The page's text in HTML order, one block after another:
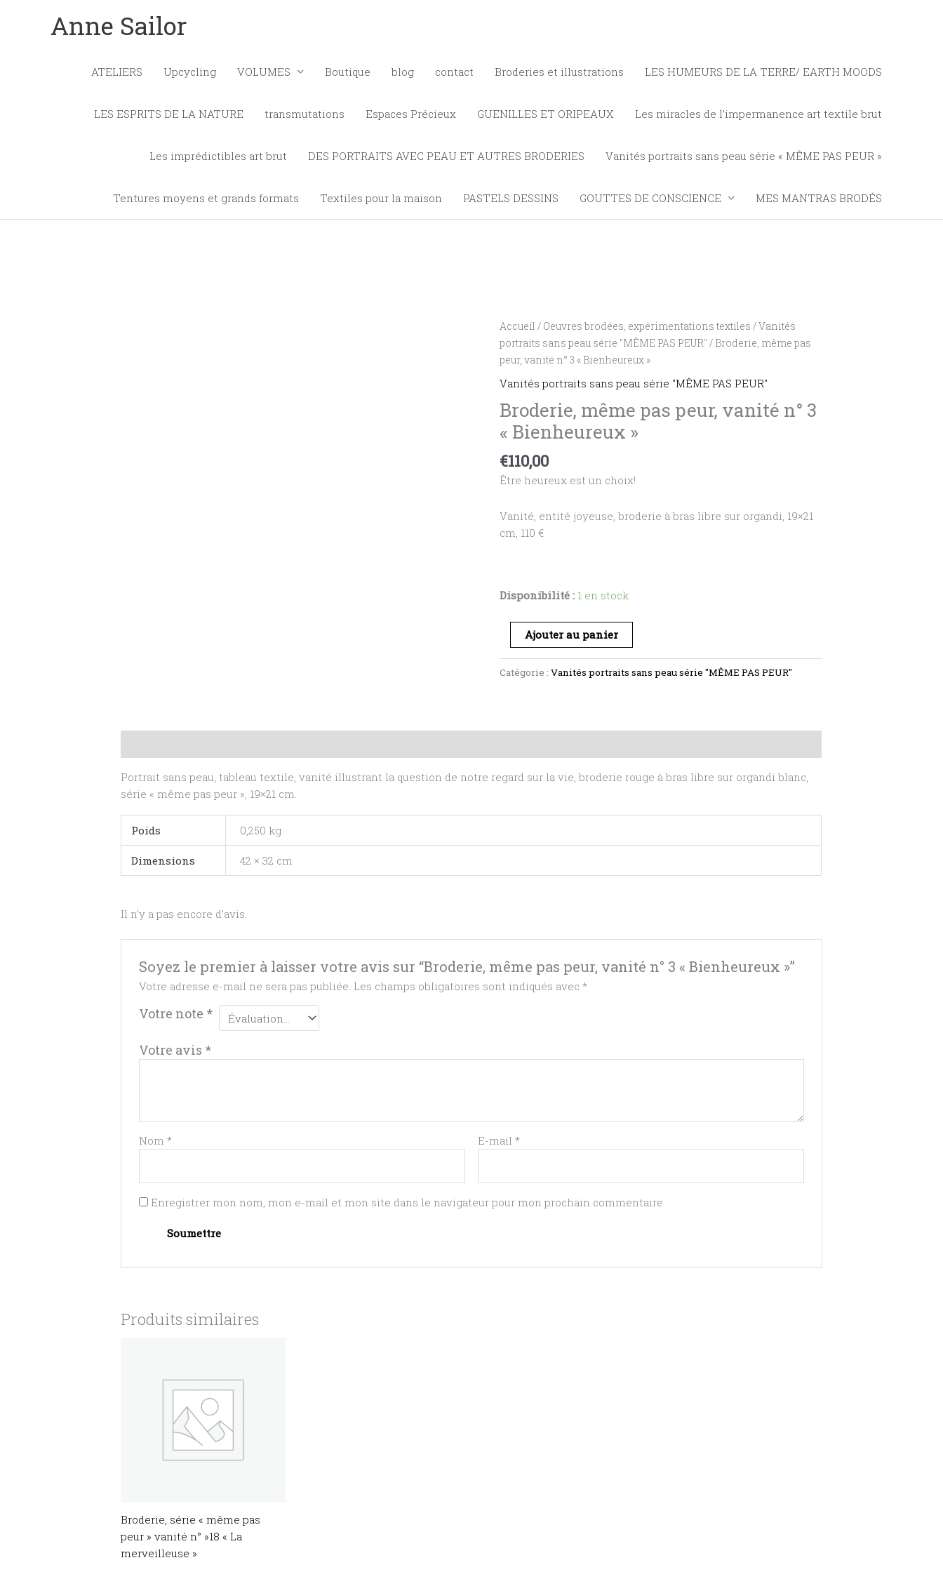
Anne Sailor
ATELIERS Upcycling VOLUMES Boutique blog contact Broderies et illustrations LES HUMEURS DE LA TERRE/ EARTH MOODS
LES ESPRITS DE LA NATURE transmutations Espaces Précieux GUENILLES ET ORIPEAUX Les miracles de l’impermanence art textile brut
Les imprédictibles art brut DES PORTRAITS AVEC PEAU ET AUTRES BRODERIES Vanités portraits sans peau série « MÊME PAS PEUR »
Tentures moyens et grands formats Textiles pour la maison PASTELS DESSINS GOUTTES DE CONSCIENCE MES MANTRAS BRODÉS
Accueil / Oeuvres brodées, expérimentations textiles /Vanités
portraits sans peau série "MÊME PAS PEUR" / Broderie, même pas
peur, vanité n° 3 « Bienheureux »
Vanités portraits sans peau série "MÊME PAS PEUR"
Broderie, même pas peur, vanité n° 3
« Bienheureux »
€110,00
Être heureux est un choix!
Vanité, entité joyeuse, broderie à bras libre sur organdi, 19×21
cm, 110 €
Disponibilité : 1 en stock
quantité
de
Broderie,
même
peur,
vanité
3
"Bienheureux"
Ajouter au panier
Catégorie : Vanités portraits sans peau série "MÊME PAS PEUR"
Portrait sans peau, tableau textile, vanité illustrant la question de notre regard sur la vie, broderie rouge à bras libre sur organdi blanc,
série « même pas peur », 19×21 cm.
Poids 0,250 kg
Dimensions 42 × 32 cm
Il n’y a pas encore d’avis.
Soyez le premier à laisser votre avis sur “Broderie, même pas peur, vanité n° 3 « Bienheureux »”
Votre adresse e-mail ne sera pas publiée. Les champs obligatoires sont indiqués avec*
Votre note *
Votre avis *
Nom* E-mail*
Enregistrer mon nom, mon e-mail et mon site dans le navigateur pour mon prochain commentaire.
Produits similaires
Broderie, série « même pas
peur » vanité n° »18 « La
merveilleuse »